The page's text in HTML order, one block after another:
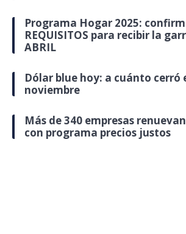
Programa Hogar 2025:
REQUISITOS para recibir la
ABRIL
Dólar blue hoy: a cuánto cerró
noviembre
Más de 340 empresas
con programa precios justos